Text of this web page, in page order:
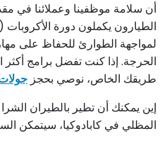
أن سلامة موظفينا وعملائنا في
الطيارون يكملون دورة الأكروبات
لمواجهة الطوارئ للحفاظ على
الحرجة. إذا كنت تفضل برامج أكثر
طريقك الخاص، نوصي بحجز
إين يمكنك أن تطير بالطيران
المظلي في كابادوكيا، سيتمكن